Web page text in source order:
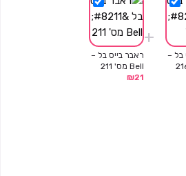
בל –
+
ראבר בייס בל –
Bell מס' 211
₪21